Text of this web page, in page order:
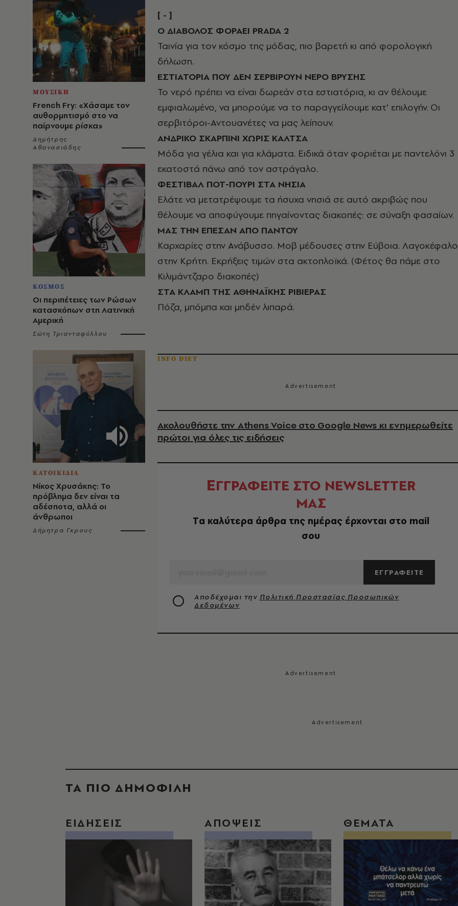
ΜΟΥΣΙΚΗ
French Fry: «Χάσαμε τον
αυθορμητισμό στο να
παίρνουμε ρίσκα»
Δημήτρης
Αθανασιάδης
ΚΟΣΜΟΣ
Οι περιπέτειες των Ρώσων
κατασκόπων στη Λατινική
Αμερική
Σώτη Τριανταφύλλου
ΚΑΤΟΙΚΙΔΙΑ
Νίκος Χρυσάκης: Το
πρόβλημα δεν είναι τα
αδέσποτα, αλλά οι
άνθρωποι
Δήμητρα Γκρους
[ - ]
Ο ΔΙΑΒΟΛΟΣ ΦΟΡΑΕΙ PRADA 2
Ταινία για τον κόσμο της μόδας, πιο βαρετή κι από φορολογική
δήλωση.
ΕΣΤΙΑΤΟΡΙΑ ΠΟΥ ΔΕΝ ΣΕΡΒΙΡΟΥΝ ΝΕΡΟ ΒΡΥΣΗΣ
Το νερό πρέπει να είναι δωρεάν στα εστιατόρια, κι αν θέλουμε
εμφιαλωμένο, να μπορούμε να το παραγγείλουμε κατ’ επιλογήν. Οι
σερβιτόροι-Αντουανέτες να μας λείπουν.
ΑΝΔΡΙΚΟ ΣΚΑΡΠΙΝΙ ΧΩΡΙΣ ΚΑΛΤΣΑ
Μόδα για γέλια και για κλάματα. Ειδικά όταν φοριέται με παντελόνι 3
εκατοστά πάνω από τον αστράγαλο.
ΦΕΣΤΙΒΑΛ ΠΟΤ-ΠΟΥΡΙ ΣΤΑ ΝΗΣΙΑ
Ελάτε να μετατρέψουμε τα ήσυχα νησιά σε αυτό ακριβώς που
θέλουμε να αποφύγουμε πηγαίνοντας διακοπές: σε σύναξη φασαίων.
ΜΑΣ ΤΗΝ ΕΠΕΣΑΝ ΑΠΟ ΠΑΝΤΟΥ
Καρχαρίες στην Ανάβυσσο. Μοβ μέδουσες στην Εύβοια.
στην Κρήτη. Εκρήξεις τιμών στα ακτοπλοϊκά. (Φέτος θα πάμε στο
Κιλιμάντζαρο διακοπές)
ΣΤΑ ΚΛΑΜΠ ΤΗΣ ΑΘΗΝΑΪΚΗΣ ΡΙΒΙΕΡΑΣ
Πόζα, μπόμπα και μηδέν λιπαρά.
INFO DIET
Ακολουθήστε την Athens Voice στο Google News κι ενημερωθείτε
πρώτοι για όλες τις ειδήσεις
ΕΓΓΡΑΦΕΙΤΕ ΣΤΟ NEWSLETTER
ΜΑΣ
Tα καλύτερα άρθρα της ημέρας έρχονται στο mail
σου
ΕΓΓΡΑΦΕΙΤΕ
Αποδέχομαι την Πολιτική Προστασίας Προσωπικών
Δεδομένων
ΤΑ ΠΙΟ ΔΗΜΟΦΙΛΗ
ΕΙΔΗΣΕΙΣ ΑΠΟΨΕΙΣ ΘΕΜΑΤΑ